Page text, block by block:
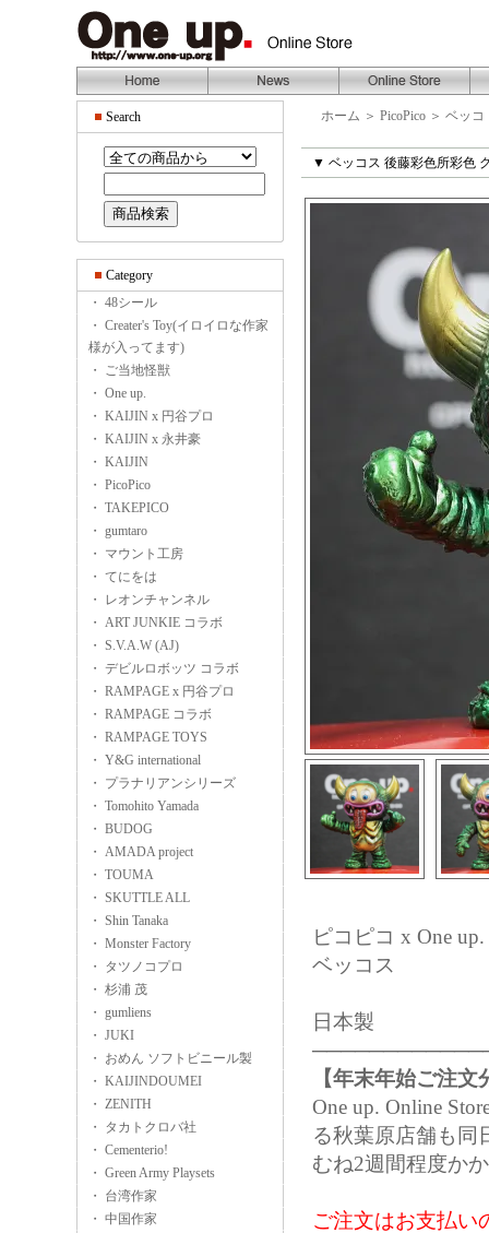
Search
Category
・ 48シール
・ Creater's Toy(イロイロな作家
様が入ってます)
・ ご当地怪獣
・ One up.
・ KAIJIN x 円谷プロ
・ KAIJIN x 永井豪
・ KAIJIN
・ PicoPico
・ TAKEPICO
・ gumtaro
・ マウント工房
・ てにをは
・ レオンチャンネル
・ ART JUNKIE コラボ
・ S.V.A.W (AJ)
・ デビルロボッツ コラボ
・ RAMPAGE x 円谷プロ
・ RAMPAGE コラボ
・ RAMPAGE TOYS
・ Y&G international
・ プラナリアンシリーズ
・ Tomohito Yamada
・ BUDOG
・ AMADA project
・ TOUMA
・ SKUTTLE ALL
・ Shin Tanaka
・ Monster Factory
・ タツノコプロ
・ 杉浦 茂
・ gumliens
・ JUKI
・ おめん ソフトビニール製
・ KAIJINDOUMEI
・ ZENITH
・ タカトクロバ社
・ Cementerio!
・ Green Army Playsets
・ 台湾作家
・ 中国作家
ホーム ＞ PicoPico ＞ ベッコ
▼ ベッコス 後藤彩色所彩色
ピコピコ x One up.
ベッコス
日本製
【年末年始ご注
One up. Online
る秋葉原店舗も同
むね2週間程度か
ご注文はお支払い